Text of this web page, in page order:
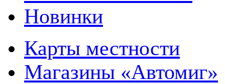
Новинки
Карты местности
Магазины «Автомиг»